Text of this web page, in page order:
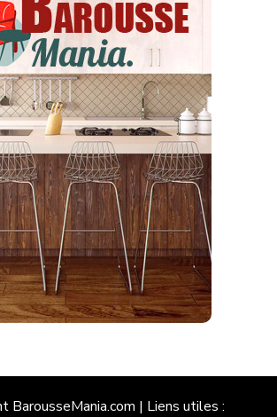
BarousseMania.com | Liens utiles :